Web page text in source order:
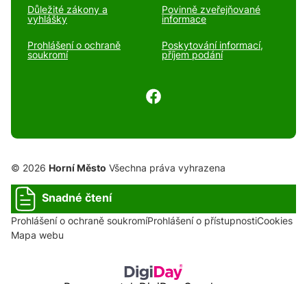
Důležité zákony a
vyhlášky
Povinně zveřejňované
informace
Prohlášení o ochraně
soukromí
Poskytování informací,
příjem podání
© 2026 Horní Město Všechna práva vyhrazena
Snadné čtení
Prohlášení o ochraně soukromíProhlášení o přístupnostiCookies
Mapa webu